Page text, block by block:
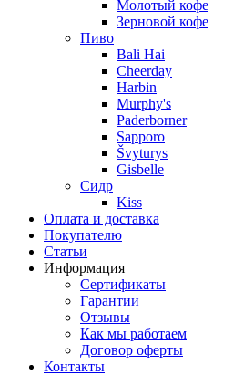
Молотый кофе
Зерновой кофе
Пиво
Bali Hai
Cheerday
Harbin
Murphy's
Paderborner
Sapporo
Švyturys
Gisbelle
Сидр
Kiss
Оплата и доставка
Покупателю
Статьи
Информация
Сертификаты
Гарантии
Отзывы
Как мы работаем
Договор оферты
Контакты